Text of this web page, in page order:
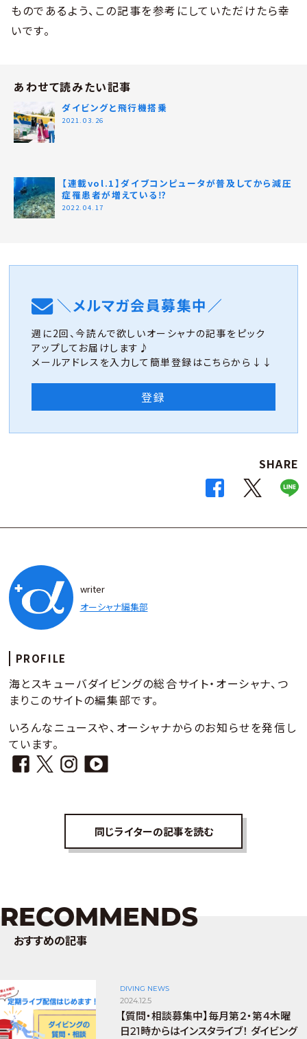
ものであるよう、この記事を参考にしていただけたら幸
いです。
あわせて読みたい記事
ダイビングと飛行機搭乗
2021.03.26
【連載vol.1】ダイブコンピュータが普及してから減圧
症罹患者が増えている⁉
2022.04.17
＼メルマガ会員募集中／
週に2回、今読んで欲しいオーシャナの記事をピック
アップしてお届けします♪
メールアドレスを入力して簡単登録はこちらから↓↓
登録
SHARE
writer
オーシャナ編集部
PROFILE
海とスキューバダイビングの総合サイト・オーシャナ、つ
まりこのサイトの編集部です。
いろんなニュースや、オーシャナからのお知らせを発信し
ています。
同じライターの記事を読む
RECOMMENDS
おすすめの記事
DIVING NEWS
2024.12.5
【質問・相談募集中】毎月第２・第４木曜
日21時からはインスタライブ！ ダイビング